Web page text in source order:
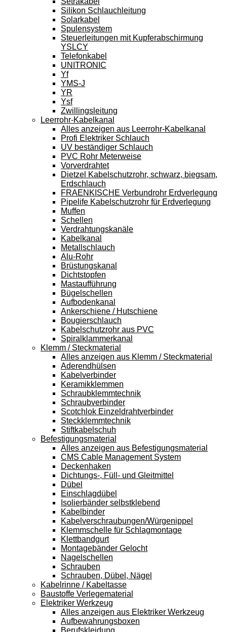
Silikon Schlauchleitung
Solarkabel
Spulensystem
Steuerleitungen mit Kupferabschirmung
YSLCY
Telefonkabel
UNITRONIC
Yf
YMS-J
YR
Ysf
Zwillingsleitung
Leerrohr-Kabelkanal
Alles anzeigen aus Leerrohr-Kabelkanal
Profi Elektriker Schlauch
UV beständiger Schlauch
PVC Rohr Meterweise
Vorverdrahtet
Dietzel Kabelschutzrohr, schwarz, biegsam,
Erdschlauch
FRAENKISCHE Verbundrohr Erdverlegung
Pipelife Kabelschutzrohr für Erdverlegung
Muffen
Schellen
Verdrahtungskanäle
Kabelkanal
Metallschlauch
Alu-Rohr
Brüstungskanal
Dichtstopfen
Mastaufführung
Bügelschellen
Aufbodenkanal
Ankerschiene / Hutschiene
Bougierschlauch
Kabelschutzrohr aus PVC
Spiralklammerkanal
Klemm / Steckmaterial
Alles anzeigen aus Klemm / Steckmaterial
Aderendhülsen
Kabelverbinder
Keramikklemmen
Schraubklemmtechnik
Schraubverbinder
Scotchlok Einzeldrahtverbinder
Steckklemmtechnik
Stiftkabelschuh
Befestigungsmaterial
Alles anzeigen aus Befestigungsmaterial
CMS Cable Management System
Deckenhaken
Dichtungs-, Füll- und Gleitmittel
Dübel
Einschlagdübel
Isolierbänder selbstklebend
Kabelbinder
Kabelverschraubungen/Würgenippel
Klemmschelle für Schlagmontage
Klettbandgurt
Montagebänder Gelocht
Nagelschellen
Schrauben
Schrauben, Dübel, Nägel
Kabelrinne / Kabeltasse
Baustoffe Verlegematerial
Elektriker Werkzeug
Alles anzeigen aus Elektriker Werkzeug
Aufbewahrungsboxen
Berufskleidung